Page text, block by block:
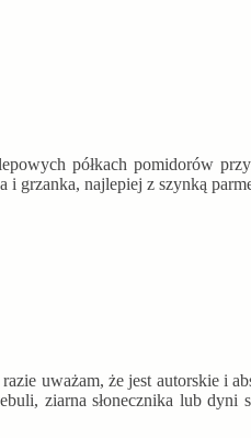
półkach pomidorów
i grzanka, najlepiej z szynką
uważam, że jest autorskie i
ziarna słonecznika lub